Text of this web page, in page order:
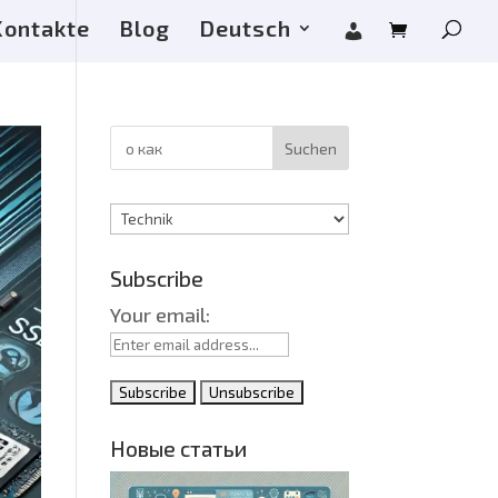
Blog Deutsch
Suchen
Kategorien
Subscribe
Your email:
Новые статьи